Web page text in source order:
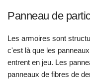
Panneau de
Les armoires sont
c'est là que les
entrent en jeu. Les
panneaux de fibres de